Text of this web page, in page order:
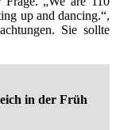
up and dancing.“,
Sie sollte
in der Früh